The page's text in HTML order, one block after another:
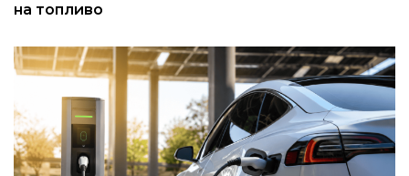
на топливо